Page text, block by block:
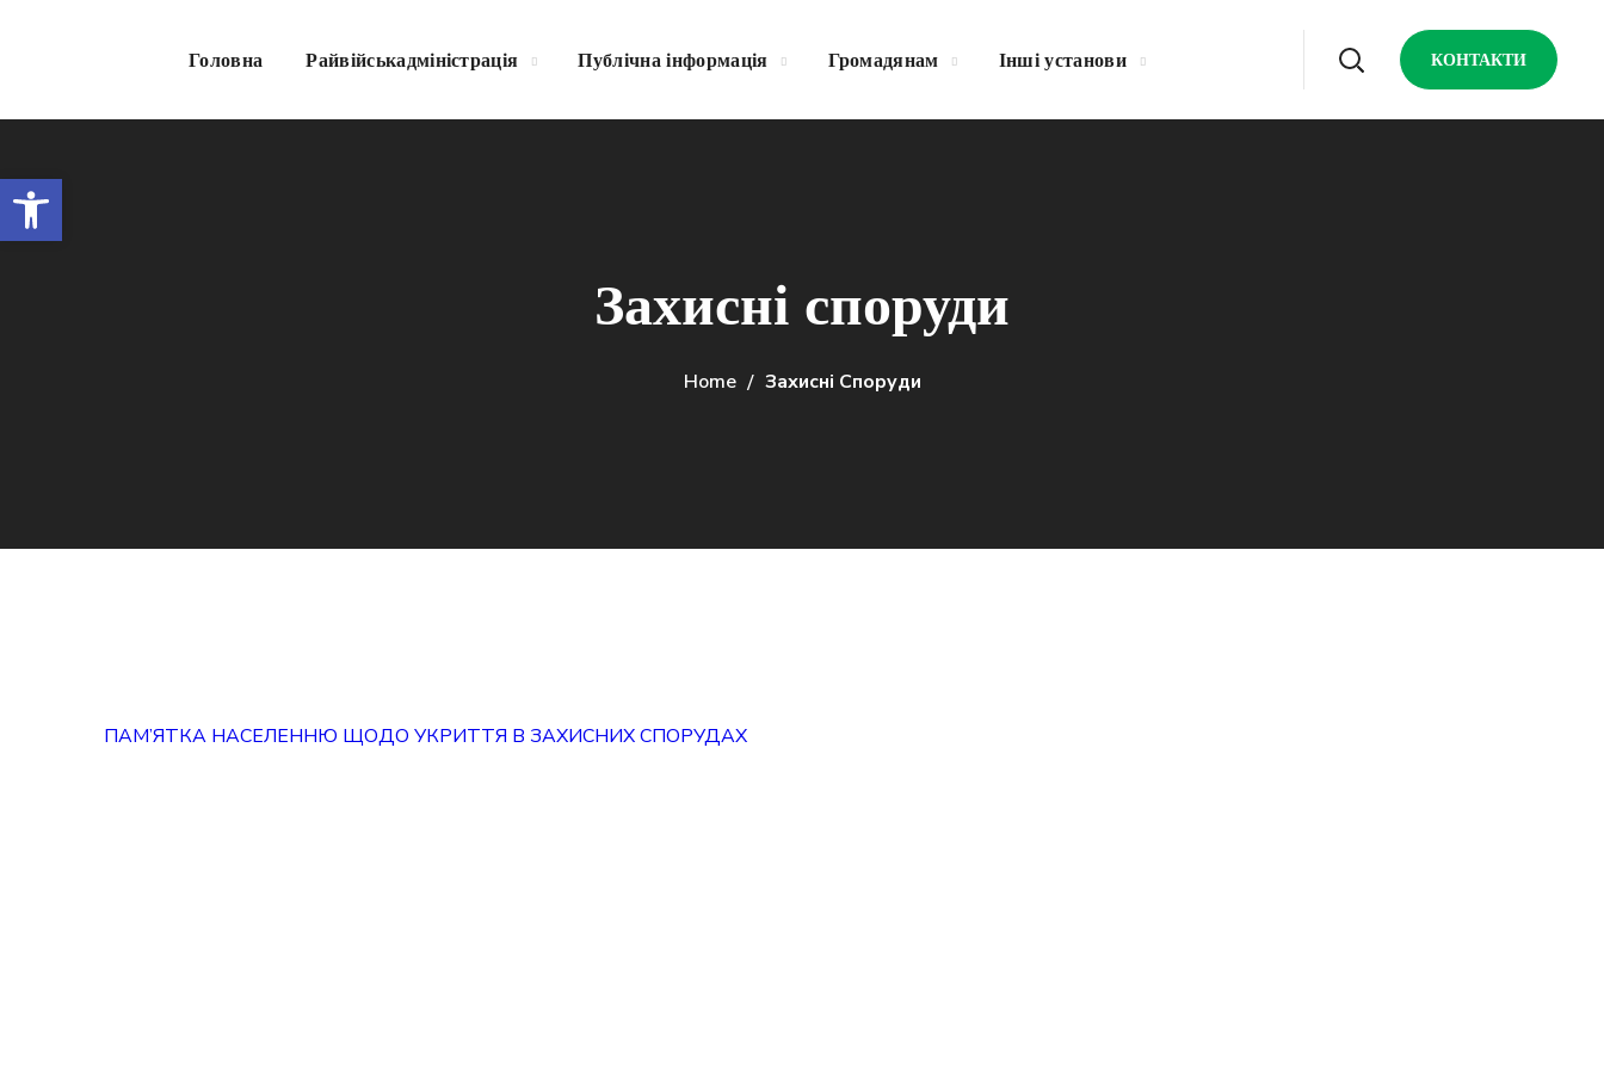
Головна Райвійськадміністрація Публічна інформація Громадянам Інші установи КОНТАКТИ
Захисні споруди
Home Захисні Споруди
ПАМ’ЯТКА НАСЕЛЕННЮ ЩОДО УКРИТТЯ В ЗАХИСНИХ СПОРУДАХ
Відкрити Панель інструментів